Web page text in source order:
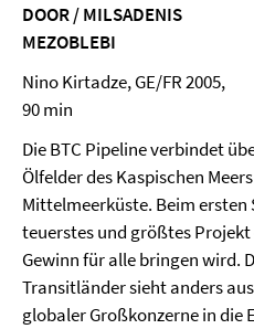
DOOR / MILSADENIS
MEZOBLEBI
Nino Kirtadze, GE/FR 2005,
90 min
Die BTC Pipeline verbindet
Ölfelder des Kaspischen
Mittelmeerküste. Beim ersten
teuerstes und größtes
Gewinn für alle bringen wird.
Transitländer sieht anders
globaler Großkonzerne in die